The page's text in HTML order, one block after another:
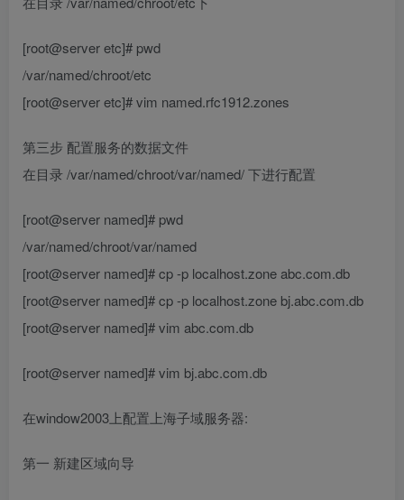
[root@server etc]# pwd
/var/named/chroot/etc
[root@server etc]# vim named.rfc1912.zones
第三步 配置服务的数据文件
在目录 /var/named/chroot/var/named/ 下进行配置
[root@server named]# pwd
/var/named/chroot/var/named
[root@server named]# cp -p localhost.zone abc.com.db
[root@server named]# cp -p localhost.zone bj.abc.com.db
[root@server named]# vim abc.com.db
[root@server named]# vim bj.abc.com.db
在window2003上配置上海子域服务器:
第一 新建区域向导